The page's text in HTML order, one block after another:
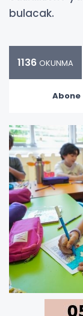
bulacak.
1136 OKUNMA
Abone